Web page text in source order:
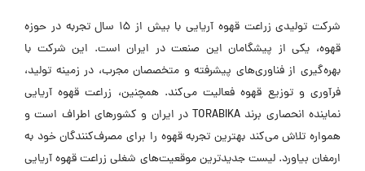
شرکت تولیدی زراعت قهوه آریایی با بیش از ۱۵ سال تجربه در حوزه
قهوه، یکی از پیشگامان این صنعت در ایران است. این شرکت با
بهره‌گیری از فناوری‌های پیشرفته و متخصصان مجرب، در زمینه تولید،
فرآوری و توزیع قهوه فعالیت می‌کند. همچنین، زراعت قهوه آریایی
نماینده انحصاری برند TORABIKA در ایران و کشورهای اطراف است و
همواره تلاش می‌کند بهترین تجربه قهوه را برای مصرف‌کنندگان خود به
ارمغان بیاورد. لیست جدیدترین موقعیت‌های شغلی زراعت قهوه آریایی